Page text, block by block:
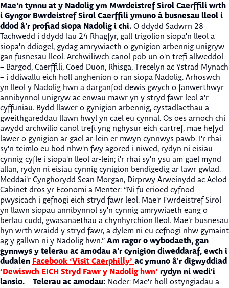
Mae'n tynnu at y Nadolig ym Mwrdeistref Sirol Caerffili wrth
i Gyngor Bwrdeistref Sirol Caerffili ymuno â busnesau lleol i
ddod â'r profiad siopa Nadolig i chi. O ddydd Sadwrn 28
Tachwedd i ddydd Iau 24 Rhagfyr, gall trigolion siopa'n lleol a
siopa'n ddiogel, gydag amrywiaeth o gynigion arbennig unigryw
gan fusnesau lleol. Archwiliwch canol pob un o'n trefi allweddol
– Bargod, Caerffili, Coed Duon, Rhisga, Trecelyn ac Ystrad Mynach
– i ddiwallu eich holl anghenion o ran siopa Nadolig. Arhoswch
yn lleol y Nadolig hwn a darganfod dewis gwych o fanwerthwyr
annibynnol unigryw ac enwau mawr yn y stryd fawr leol a'r
cyffuniau. Bydd llawer o gynigion arbennig, cystadlaethau a
gweithgareddau llawn hwyl yn cael eu cynnal. Os oes arnoch chi
awydd archwilio canol trefi yng nghysur eich cartref, mae hefyd
lawer o gynigion ar gael ar-lein er mwyn cynnwys pawb. I'r rhai
sy'n teimlo eu bod nhw'n fwy agored i niwed, rydyn ni eisiau
cynnig cyfle i siopa'n lleol ar-lein; i'r rhai sy'n ysu am gael mynd
allan, rydyn ni eisiau cynnig cynigion bendigedig ar lawr gwlad.
Meddai'r Cynghorydd Sean Morgan, Dirprwy Arweinydd ac Aelod
Cabinet dros yr Economi a Menter: “Ni fu erioed cyfnod
pwysicach i gefnogi eich stryd fawr leol. Mae'r Fwrdeistref Sirol
yn llawn siopau annibynnol sy'n cynnig amrywiaeth eang o
berlau cudd, gwasanaethau a chynhyrchion lleol. Mae'r busnesau
hyn wrth wraidd y stryd fawr, a dylem ni eu cefnogi nhw gymaint
ag y gallwn ni y Nadolig hwn.” Am ragor o wybodaeth, gan
gynnwys y telerau ac amodau a'r cynigion diweddaraf, ewch i
dudalen Facebook ‘Visit Caerphilly’ ac ymuno â'r digwyddiad
‘Dewiswch EICH Stryd Fawr y Nadolig hwn’ rydyn ni wedi'i
lansio.
Telerau ac amodau: Noder: Mae'r holl ostyngiadau a